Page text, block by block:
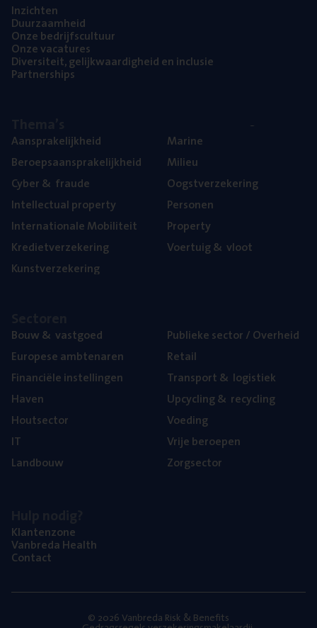
Inzich­ten
Duur­zaam­heid
Onze bedrijfs­cul­tuur
Onze vaca­tu­res
Diver­si­teit, gelijk­waar­dig­heid en inclusie
Part­ner­ships
Aan­spra­ke­lijk­heid
Beroeps­aan­spra­ke­lijk­heid
Cyber& fraude
Intel­lec­tu­al property
Inter­na­ti­o­na­le Mobiliteit
Kre­diet­ver­ze­ke­ring
Kunst­ver­ze­ke­ring
Mari­ne
Mili­eu
Oogst­ver­ze­ke­ring
Per­so­nen
Pro­per­ty
Voer­tuig& vloot
Bouw& vastgoed
Euro­pe­se ambtenaren
Finan­ci­ë­le instellingen
Haven
Hout­sec­tor
IT
Land­bouw
Publie­ke sec­tor / Overheid
Retail
Trans­port& logistiek
Upcy­cling& recycling
Voe­ding
Vrije beroe­pen
Zorg­sec­tor
Klan­ten­zo­ne
Van­b­re­da Health
Con­tact
© 2026 Vanbreda Risk & Benefits